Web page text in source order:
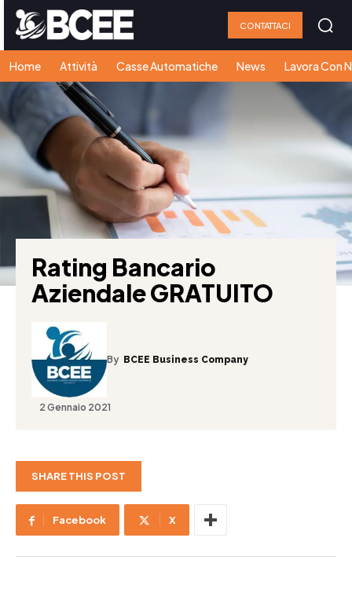
CONTATTACI
Home Attività Casse Automatiche News Lavora Con
Rating Bancario
Aziendale GRATUITO
By BCEE Business Company
2 Gennaio 2021
SHARE THIS POST
Facebook X